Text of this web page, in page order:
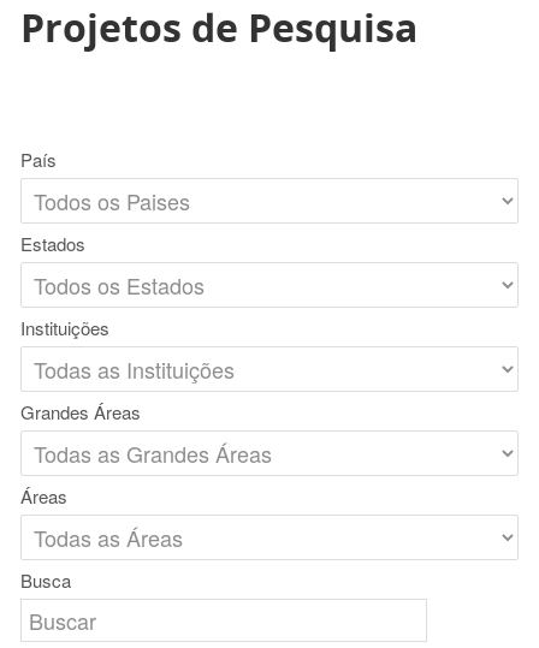
Projetos de Pesquisa
País
Estados
Instituições
Grandes Áreas
Áreas
Busca